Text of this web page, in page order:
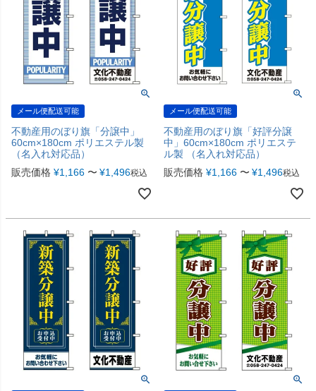
メール便配送可能
不動産用のぼり旗「分譲中」
60cm×180cm ポリエステル製
（名入れ対応品）
販売価格 ¥1,166 〜 ¥1,496税込
メール便配送可能
不動産用のぼり旗「好評分譲
中」60cm×180cm ポリエステ
ル製 （名入れ対応品）
販売価格 ¥1,166 〜 ¥1,496税込